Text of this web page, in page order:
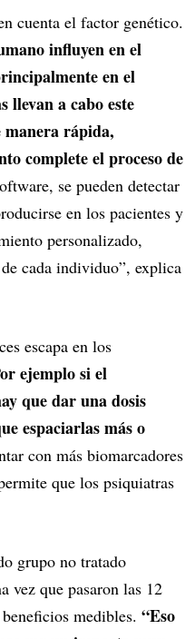
cuenta el factor genético.
influyen en el
en el
llevan a cabo este
manera rápida,
complete el proceso de
se pueden detectar
en los pacientes y
personalizado,
cada individuo”, explica
escapa en los
ejemplo si el
que dar una dosis
espaciarlas más o
con más biomarcadores
que los psiquiatras
grupo no tratado
vez que pasaron las 12
medibles. “Eso